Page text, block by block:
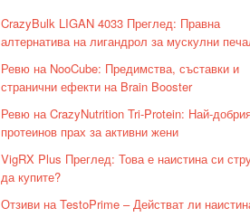
CrazyBulk LIGAN 4033 Преглед: Правна
алтернатива на лигандрол за мускулни
Ревю на NooCube: Предимства, съставки и
странични ефекти на Brain Booster
Ревю на CrazyNutrition Tri-Protein: Най-
протеинов прах за активни жени
VigRX Plus Преглед: Това е наистина си
да купите?
Отзиви на TestoPrime – Действат ли